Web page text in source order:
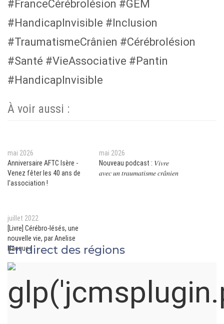
#FranceCérébrolésion #GEM
#HandicapInvisible #Inclusion
#TraumatismeCrânien #Cérébrolésion
#Santé #VieAssociative #Pantin
#HandicapInvisible
À voir aussi :
mai 2026
Anniversaire AFTC Isère -
Venez fêter les 40 ans de
l'association !
mai 2026
Nouveau podcast : 𝑉𝑖𝑣𝑟𝑒
𝑎𝑣𝑒𝑐 𝑢𝑛 𝑡𝑟𝑎𝑢𝑚𝑎𝑡𝑖𝑠𝑚𝑒 𝑐𝑟𝑎̂𝑛𝑖𝑒𝑛
juillet 2022
[Livre] Cérébro-lésés, une
nouvelle vie, par Anelise
Hacques
En direct des régions